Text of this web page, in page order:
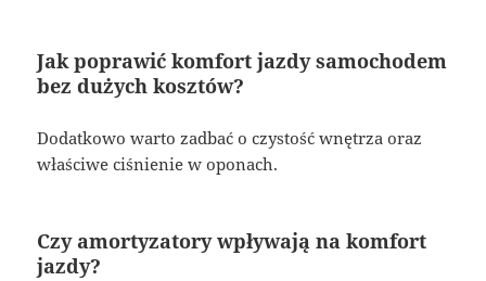
Jak poprawić komfort jazdy samochodem
bez dużych kosztów?
Dodatkowo warto zadbać o czystość wnętrza oraz
właściwe ciśnienie w oponach.
Czy amortyzatory wpływają na komfort
jazdy?